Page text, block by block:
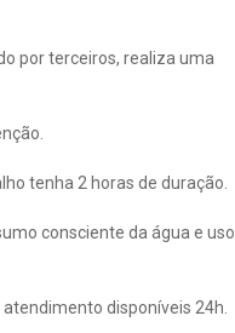
por terceiros, realiza uma
tenha 2 horas de duração.
consciente da água e uso
disponíveis 24h.